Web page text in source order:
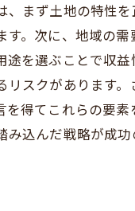
、まず土地の特性
。次に、地域の
を選ぶことで収
リスクがあります
を得てこれらの要
込んだ戦略が成功